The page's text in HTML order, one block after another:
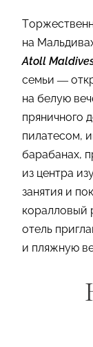
на
Atoll
семьи —
на белую
пряничного
пилатесом,
барабанах,
из центра
занятия и
коралловый
отель
и пляжную